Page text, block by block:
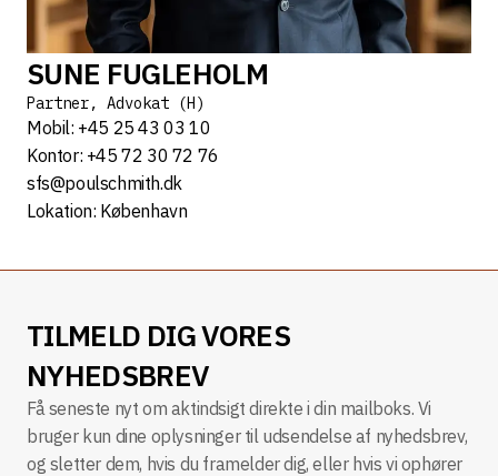
SUNE FUGLEHOLM
Partner, Advokat (H)
Mobil: +45 25 43 03 10
Kontor: +45 72 30 72 76
sfs@poulschmith.dk
Lokation: København
TILMELD DIG VORES
NYHEDSBREV
Få seneste nyt om aktindsigt direkte i din mailboks. Vi
bruger kun dine oplysninger til udsendelse af nyhedsbrev,
og sletter dem, hvis du framelder dig, eller hvis vi ophører